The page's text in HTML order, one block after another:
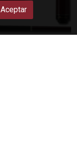
Aceptar